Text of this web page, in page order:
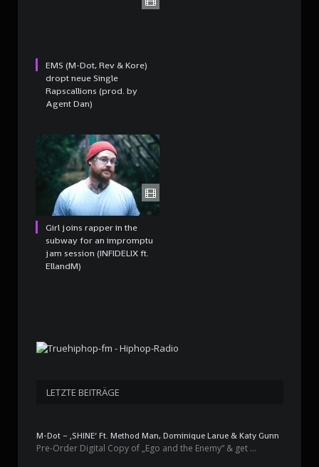
EMS (M-Dot, Rev & Kore)
dropt neue Single
Rapscallions (prod. by
Agent Dan)
Girl joins rapper in the
subway for an impromptu
jam session (INFIDELIX ft.
EllandM)
LETZTE BEITRÄGE
M-Dot – ‚SHINE‘ Ft. Method Man, Dominique Larue & Katy Gunn
Pre-Order Digital Copy of „Ego and the Enemy“ & get …